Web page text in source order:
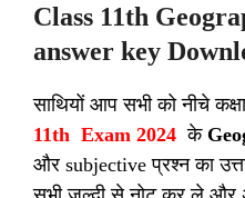
Class 11th
answer key
साथियों आप सभी को नीचे
11th Exam 2024के
और subjective प्रश्न का